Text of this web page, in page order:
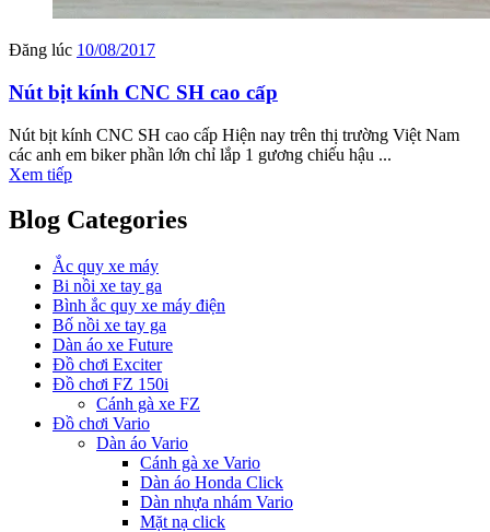
Đăng lúc 10/08/2017
Nút bịt kính CNC SH cao cấp
Nút bịt kính CNC SH cao cấp Hiện nay trên thị trường Việt Nam
các anh em biker phần lớn chỉ lắp 1 gương chiếu hậu ...
Xem tiếp
Blog Categories
Ắc quy xe máy
Bi nồi xe tay ga
Bình ắc quy xe máy điện
Bố nồi xe tay ga
Dàn áo xe Future
Đồ chơi Exciter
Đồ chơi FZ 150i
Cánh gà xe FZ
Đồ chơi Vario
Dàn áo Vario
Cánh gà xe Vario
Dàn áo Honda Click
Dàn nhựa nhám Vario
Mặt nạ click